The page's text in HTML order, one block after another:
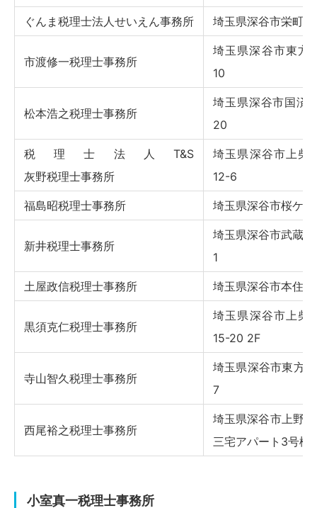
ぐんま税理士法人せいえん事務所 埼玉県深谷市栄町
市渡修一税理士事務所
埼玉県深谷市東方
10
松本浩之税理士事務所
埼玉県深谷市国済
20
税理士法人T&S
灰野税理士事務所
埼玉県深谷市上柴
12-6
福島昭税理士事務所 埼玉県深谷市桜ケ
新井税理士事務所
埼玉県深谷市武蔵
1
土屋政信税理士事務所 埼玉県深谷市本住
黒須克仁税理士事務所
埼玉県深谷市上柴
15-20 2F
寺山智久税理士事務所
埼玉県深谷市東方
7
西尾裕之税理士事務所
埼玉県深谷市上野
三宅アパート3号棟
小室真一税理士事務所